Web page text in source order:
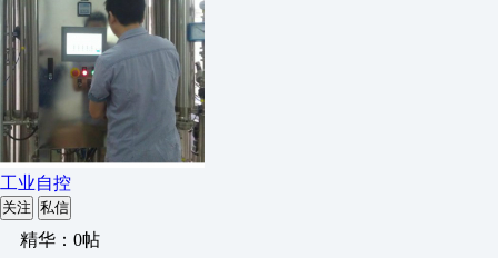
工业自控
关注 私信
精华：0帖